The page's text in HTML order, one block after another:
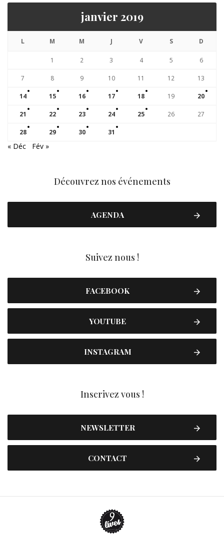
janvier 2019
L M M J V S D
1 2 3 4 5 6
7 8 9 10 11 12 13
14 15 16 17 18 19 20
21 22 23 24 25 26 27
28 29 30 31
« Déc Fév »
Découvrez nos événements
AGENDA
Suivez nous !
FACEBOOK
YOUTUBE
INSTAGRAM
Inscrivez vous !
NEWSLETTER
CONTACT